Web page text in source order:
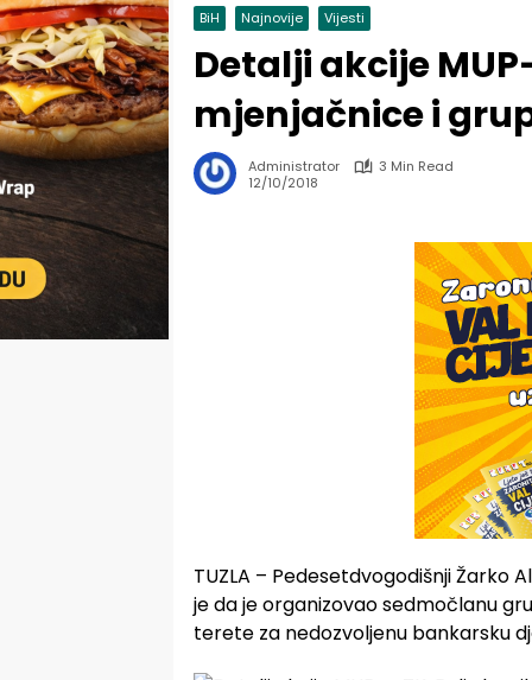
BiH Najnovije Vijesti
Detalji akcije
mjenjačnice i
Administrator
3 Min Read
12/10/2018
TUZLA – Pedesetdvogodišnji Žarko
je da je organizovao sedmočlanu
terete za nedozvoljenu bankarsku